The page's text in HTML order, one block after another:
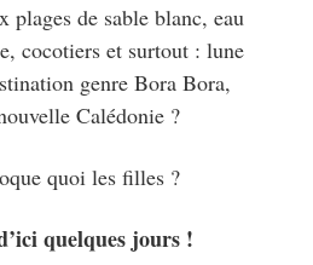
plages de sable blanc, eau
cocotiers et surtout : lune
genre Bora Bora,
Calédonie ?
quoi les filles ?
quelques jours !